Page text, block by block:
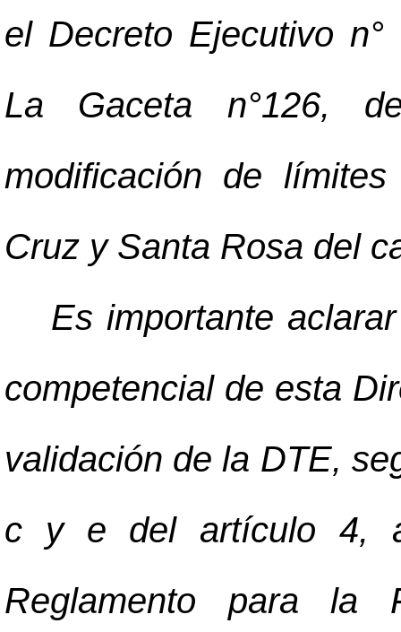
el Decreto Ejecutivo n°
La Gaceta n°126,
modificación de
Cruz y Santa Rosa del
Es importante
competencial de esta
validación de la DTE,
c y e del artículo 4,
Reglamento para la